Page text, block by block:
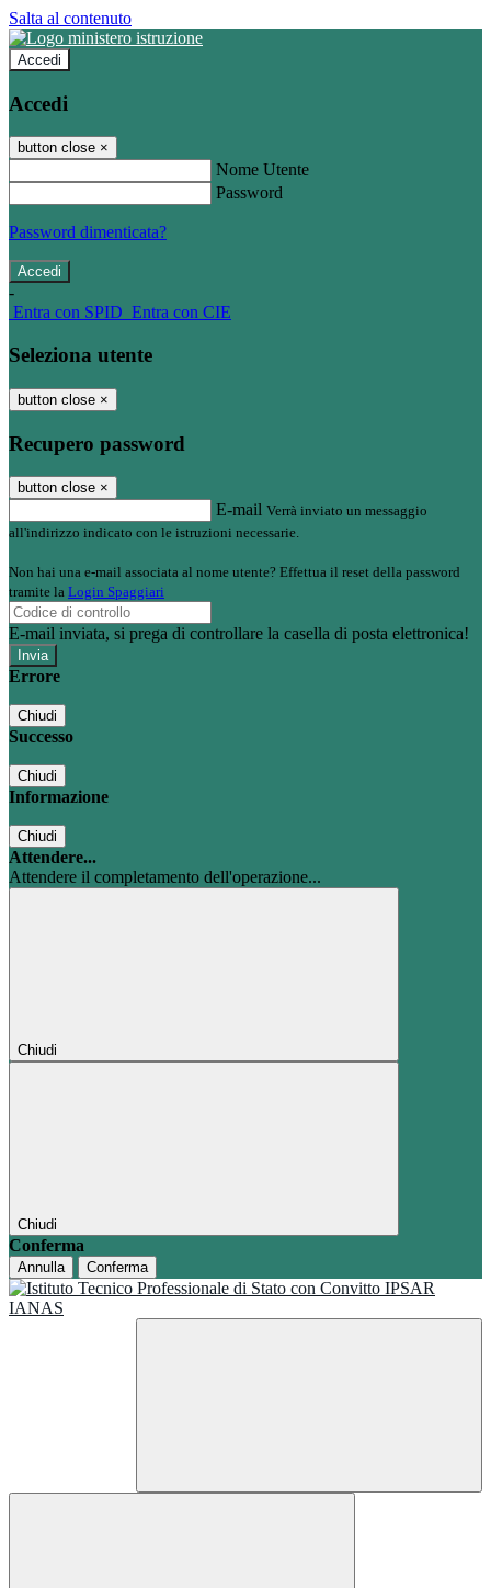
Salta al contenuto
Accedi
Accedi
button close ×
Nome Utente
Password
Password dimenticata?
-
Entra con SPID Entra con CIE
Seleziona utente
button close ×
Recupero password
button close ×
E-mail Verrà inviato un messaggio
all'indirizzo indicato con le istruzioni necessarie.
Non hai una e-mail associata al nome utente? Effettua il reset della password
tramite la Login Spaggiari
E-mail inviata, si prega di controllare la casella di posta elettronica!
Errore
Chiudi
Successo
Chiudi
Informazione
Chiudi
Attendere...
Attendere il completamento dell'operazione...
Chiudi
Chiudi
Conferma
Annulla Conferma